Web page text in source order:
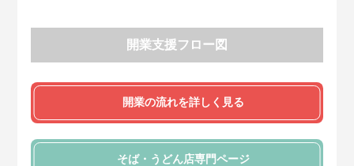
開業支援フロー図
開業の流れを詳しく見る
そば・うどん店専門ページ